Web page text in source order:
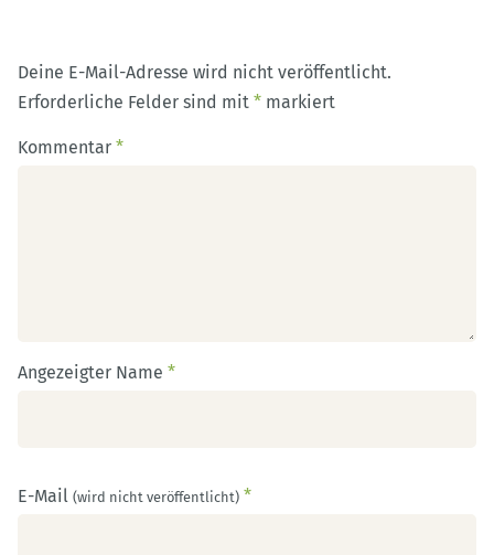
Deine E-Mail-Adresse wird nicht veröffentlicht.
Erforderliche Felder sind mit * markiert
Kommentar *
Angezeigter Name *
E-Mail (wird nicht veröffentlicht) *